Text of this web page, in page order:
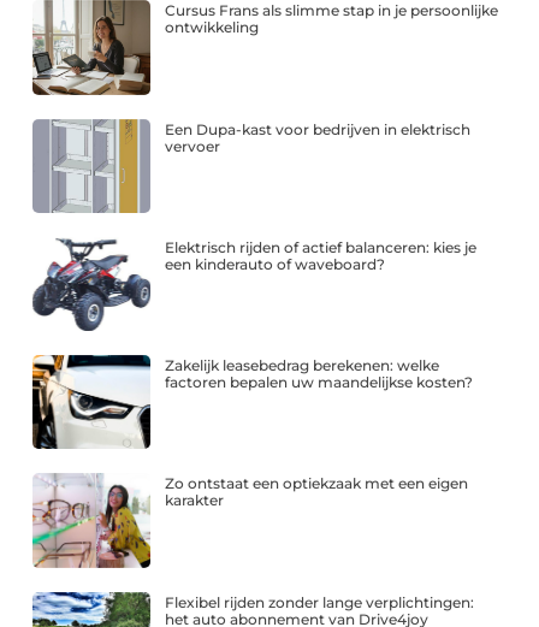
Cursus Frans als slimme stap in je persoonlijke
ontwikkeling
Een Dupa-kast voor bedrijven in elektrisch
vervoer
Elektrisch rijden of actief balanceren: kies je
een kinderauto of waveboard?
Zakelijk leasebedrag berekenen: welke
factoren bepalen uw maandelijkse kosten?
Zo ontstaat een optiekzaak met een eigen
karakter
Flexibel rijden zonder lange verplichtingen:
het auto abonnement van Drive4joy